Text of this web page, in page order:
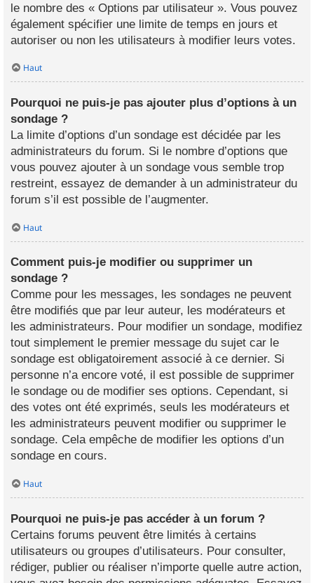
le nombre des « Options par utilisateur ». Vous pouvez
également spécifier une limite de temps en jours et
autoriser ou non les utilisateurs à modifier leurs votes.
Haut
Pourquoi ne puis-je pas ajouter plus d’options à un
sondage ?
La limite d’options d’un sondage est décidée par les
administrateurs du forum. Si le nombre d’options que
vous pouvez ajouter à un sondage vous semble trop
restreint, essayez de demander à un administrateur du
forum s’il est possible de l’augmenter.
Haut
Comment puis-je modifier ou supprimer un
sondage ?
Comme pour les messages, les sondages ne peuvent
être modifiés que par leur auteur, les modérateurs et
les administrateurs. Pour modifier un sondage, modifiez
tout simplement le premier message du sujet car le
sondage est obligatoirement associé à ce dernier. Si
personne n’a encore voté, il est possible de supprimer
le sondage ou de modifier ses options. Cependant, si
des votes ont été exprimés, seuls les modérateurs et
les administrateurs peuvent modifier ou supprimer le
sondage. Cela empêche de modifier les options d’un
sondage en cours.
Haut
Pourquoi ne puis-je pas accéder à un forum ?
Certains forums peuvent être limités à certains
utilisateurs ou groupes d’utilisateurs. Pour consulter,
rédiger, publier ou réaliser n’importe quelle autre action,